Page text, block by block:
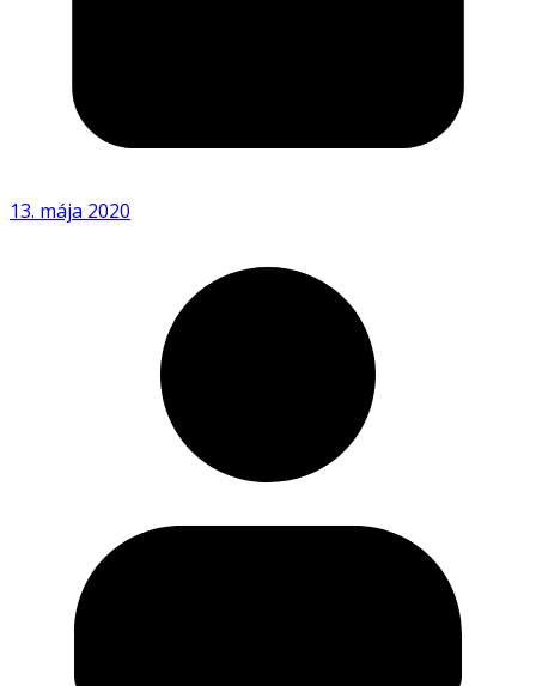
13. mája 2020